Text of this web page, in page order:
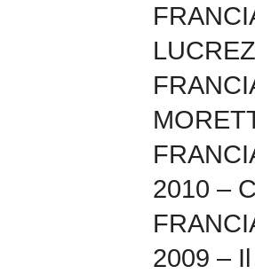
2010 –
2009 –